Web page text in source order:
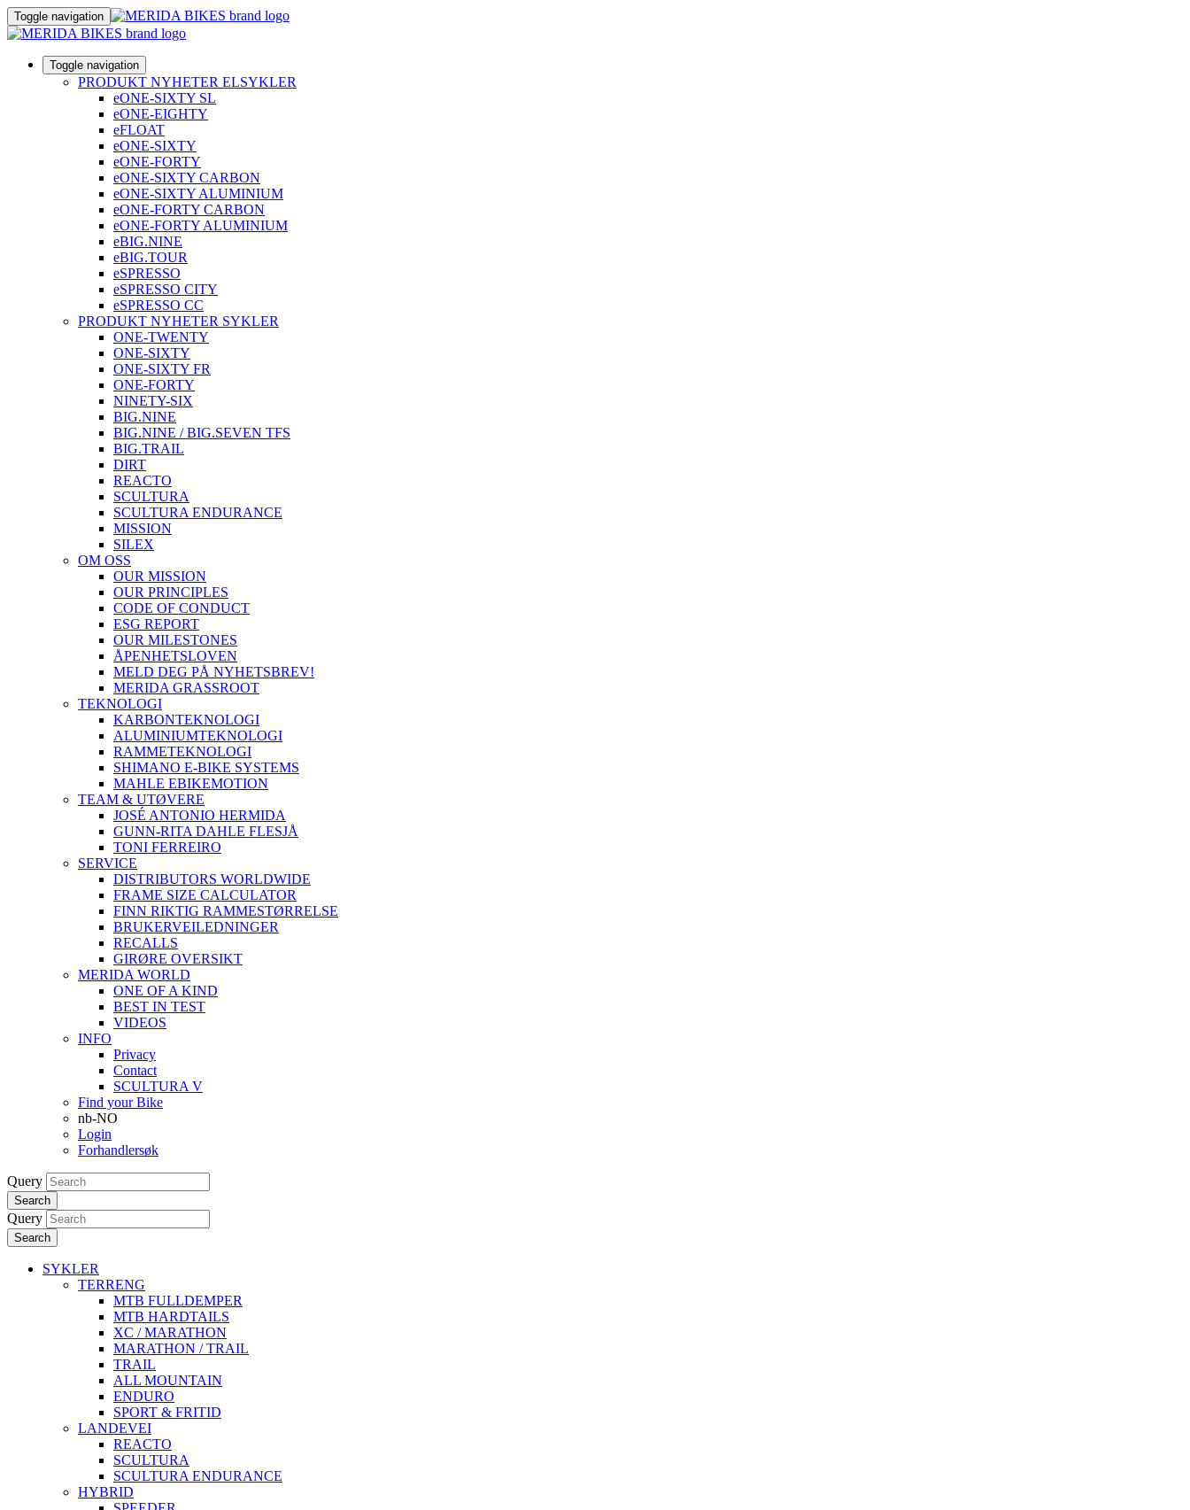
Toggle navigation
Toggle navigation
PRODUKT NYHETER ELSYKLER
eONE-SIXTY SL
eONE-EIGHTY
eFLOAT
eONE-SIXTY
eONE-FORTY
eONE-SIXTY CARBON
eONE-SIXTY ALUMINIUM
eONE-FORTY CARBON
eONE-FORTY ALUMINIUM
eBIG.NINE
eBIG.TOUR
eSPRESSO
eSPRESSO CITY
eSPRESSO CC
PRODUKT NYHETER SYKLER
ONE-TWENTY
ONE-SIXTY
ONE-SIXTY FR
ONE-FORTY
NINETY-SIX
BIG.NINE
BIG.NINE / BIG.SEVEN TFS
BIG.TRAIL
DIRT
REACTO
SCULTURA
SCULTURA ENDURANCE
MISSION
SILEX
OM OSS
OUR MISSION
OUR PRINCIPLES
CODE OF CONDUCT
ESG REPORT
OUR MILESTONES
ÅPENHETSLOVEN
MELD DEG PÅ NYHETSBREV!
MERIDA GRASSROOT
TEKNOLOGI
KARBONTEKNOLOGI
ALUMINIUMTEKNOLOGI
RAMMETEKNOLOGI
SHIMANO E-BIKE SYSTEMS
MAHLE EBIKEMOTION
TEAM & UTØVERE
JOSÉ ANTONIO HERMIDA
GUNN-RITA DAHLE FLESJÅ
TONI FERREIRO
SERVICE
DISTRIBUTORS WORLDWIDE
FRAME SIZE CALCULATOR
FINN RIKTIG RAMMESTØRRELSE
BRUKERVEILEDNINGER
RECALLS
GIRØRE OVERSIKT
MERIDA WORLD
ONE OF A KIND
BEST IN TEST
VIDEOS
INFO
Privacy
Contact
SCULTURA V
Find your Bike
nb-NO
Login
Forhandlersøk
Query
Search
Query
Search
SYKLER
TERRENG
MTB FULLDEMPER
MTB HARDTAILS
XC / MARATHON
MARATHON / TRAIL
TRAIL
ALL MOUNTAIN
ENDURO
SPORT & FRITID
LANDEVEI
REACTO
SCULTURA
SCULTURA ENDURANCE
HYBRID